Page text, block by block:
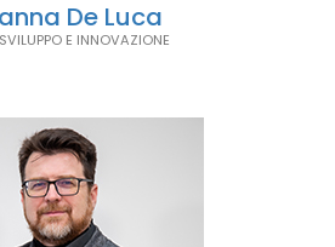
De Luca
E INNOVAZIONE